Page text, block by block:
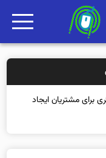
برای مشتریان ایجاد